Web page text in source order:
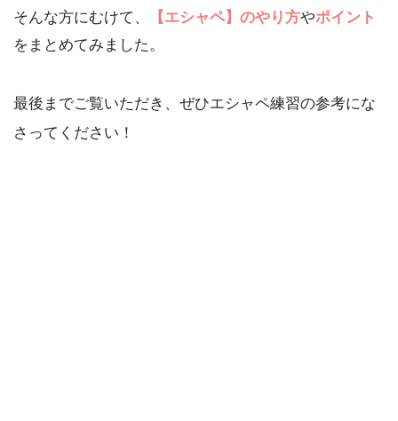
そんな方にむけて、 【エシャペ】のやり方やポイント
をまとめてみました。
最後までご覧いただき、ぜひエシャペ練習の参考にな
さってください！